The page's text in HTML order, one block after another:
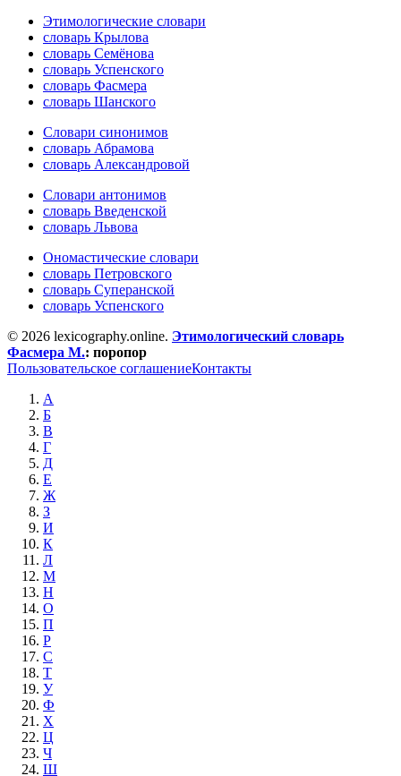
Этимологические словари
словарь Крылова
словарь Семёнова
словарь Успенского
словарь Фасмера
словарь Шанского
Словари синонимов
словарь Абрамова
словарь Александровой
Словари антонимов
словарь Введенской
словарь Львова
Ономастические словари
словарь Петровского
словарь Суперанской
словарь Успенского
© 2026 lexicography.online. Этимологический словарь
Фасмера М.: поропор
Пользовательское соглашениеКонтакты
А
Б
В
Г
Д
Е
Ж
З
И
К
Л
М
Н
О
П
Р
С
Т
У
Ф
Х
Ц
Ч
Ш